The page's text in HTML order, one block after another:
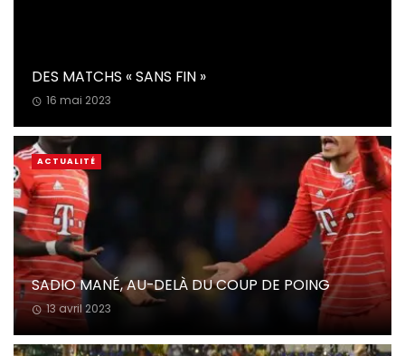
DES MATCHS « SANS FIN »
16 mai 2023
SADIO MANÉ, AU-DELÀ DU COUP DE POING
13 avril 2023
ACTUALITÉ